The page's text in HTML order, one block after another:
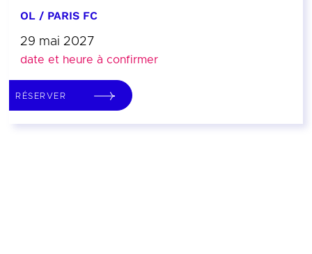
OL / PARIS FC
29 mai 2027
date et heure à confirmer
RÉSERVER